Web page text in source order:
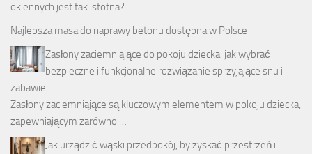
okiennych jest tak istotna? …
Najlepszamasa do naprawy betonu dostępna w Polsce
Zasłony zaciemniające do pokoju dziecka: jak wybrać
bezpieczne i funkcjonalne rozwiązanie sprzyjające snu i
zabawie
Zasłony zaciemniające są kluczowym elementem w pokoju dziecka,
zapewniającym zarówno …
Jak urządzić wąski przedpokój, by zyskać przestrzeń i